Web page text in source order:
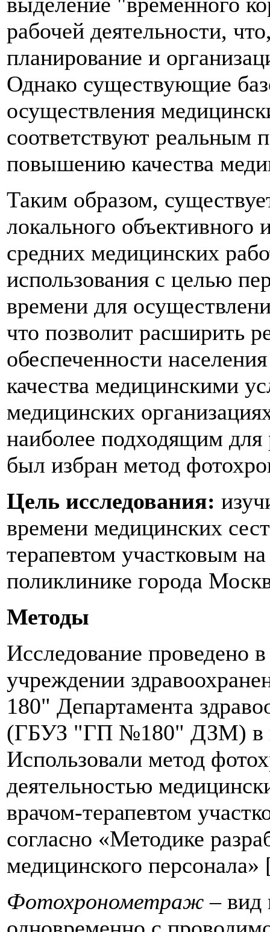
рабочей деятельности,
планирование и
Однако существующие
осуществления
соответствуют реальным
повышению качества
Таким образом,
локального объективного
средних медицинских
использования с целью
времени для
что позволит расширить
обеспеченности
качества медицинскими
медицинских
наиболее подходящим
был избран метод
Цель исследования:
времени медицинских
терапевтом участковым
поликлинике города
Методы
Исследование проведено
учреждении
180" Департамента
(ГБУЗ "ГП №180" ДЗМ) в
Использовали метод
деятельностью
врачом-терапевтом
согласно «Методике
медицинского персонала»
Фотохронометраж – вид